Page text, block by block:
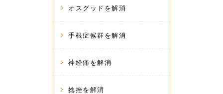
オスグッドを解消
手根症候群を解消
神経痛を解消
捻挫を解消